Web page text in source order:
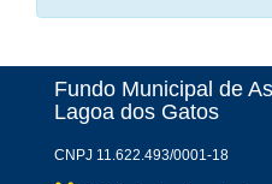
Fundo Municipal de
Lagoa dos Gatos
CNPJ 11.622.493/0001-18